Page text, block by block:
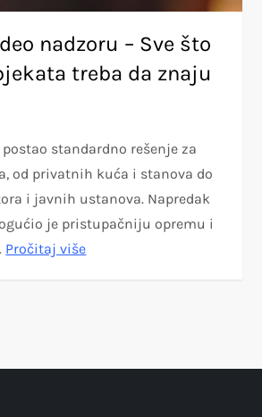
nadzoru – Sve što
treba da znaju
standardno rešenje za
od privatnih kuća i stanova do
i javnih ustanova. Napredak
je pristupačniju opremu i
Pročitaj više